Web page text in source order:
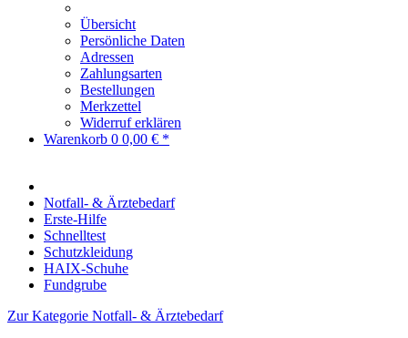
Übersicht
Persönliche Daten
Adressen
Zahlungsarten
Bestellungen
Merkzettel
Widerruf erklären
Warenkorb 0 0,00 € *
Notfall- & Ärztebedarf
Erste-Hilfe
Schnelltest
Schutzkleidung
HAIX-Schuhe
Fundgrube
Zur Kategorie Notfall- & Ärztebedarf